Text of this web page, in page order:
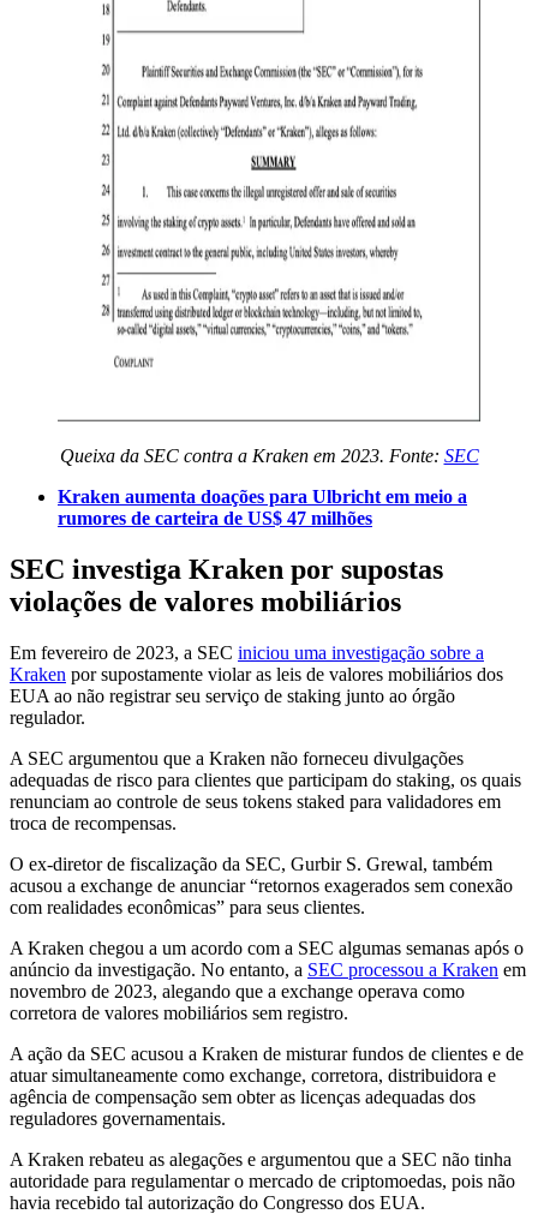
Queixa da SEC contra a Kraken em 2023. Fonte: SEC
Kraken aumenta doações para Ulbricht em meio a
rumores de carteira de US$ 47 milhões
SEC investiga Kraken por supostas
violações de valores mobiliários
Em fevereiro de 2023, a SEC iniciou uma investigação sobre a
Kraken por supostamente violar as leis de valores mobiliários dos
EUA ao não registrar seu serviço de staking junto ao órgão
regulador.
A SEC argumentou que a Kraken não forneceu divulgações
adequadas de risco para clientes que participam do staking, os quais
renunciam ao controle de seus tokens staked para validadores em
troca de recompensas.
O ex-diretor de fiscalização da SEC, Gurbir S. Grewal, também
acusou a exchange de anunciar “retornos exagerados sem conexão
com realidades econômicas” para seus clientes.
A Kraken chegou a um acordo com a SEC algumas semanas após o
anúncio da investigação. No entanto, a SEC processou a Kraken em
novembro de 2023, alegando que a exchange operava como
corretora de valores mobiliários sem registro.
A ação da SEC acusou a Kraken de misturar fundos de clientes e de
atuar simultaneamente como exchange, corretora, distribuidora e
agência de compensação sem obter as licenças adequadas dos
reguladores governamentais.
A Kraken rebateu as alegações e argumentou que a SEC não tinha
autoridade para regulamentar o mercado de criptomoedas, pois não
havia recebido tal autorização do Congresso dos EUA.